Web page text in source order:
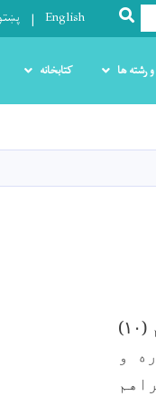
SEARCH
English
رشته ها کتابخانه
(۱۰)
و